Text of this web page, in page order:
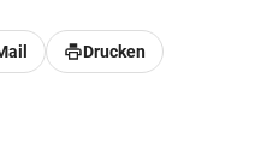
Drucken